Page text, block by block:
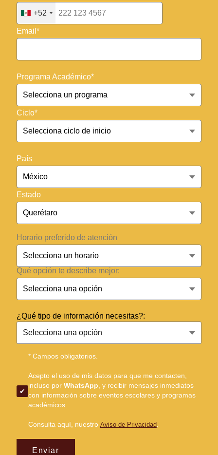
+52
Email*
Programa Académico*
Ciclo*
País
Estado
Horario preferido de atención
Qué opción te describe mejor:
¿Qué tipo de información necesitas?:
* Campos obligatorios.
Acepto el uso de mis datos para que me contacten,
incluso por WhatsApp , y recibir mensajes inmediatos
con información sobre eventos escolares y programas
académicos.
Consulta aquí, nuestro Aviso de Privacidad.
Enviar